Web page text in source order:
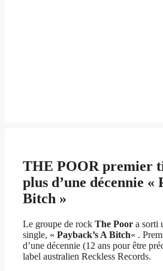
THE POOR premier
plus d’une décennie «
Bitch »
Le groupe de rock The Poor a sorti
single, « Payback’s A Bitch« .
d’une décennie (12 ans pour être
label australien Reckless Records.